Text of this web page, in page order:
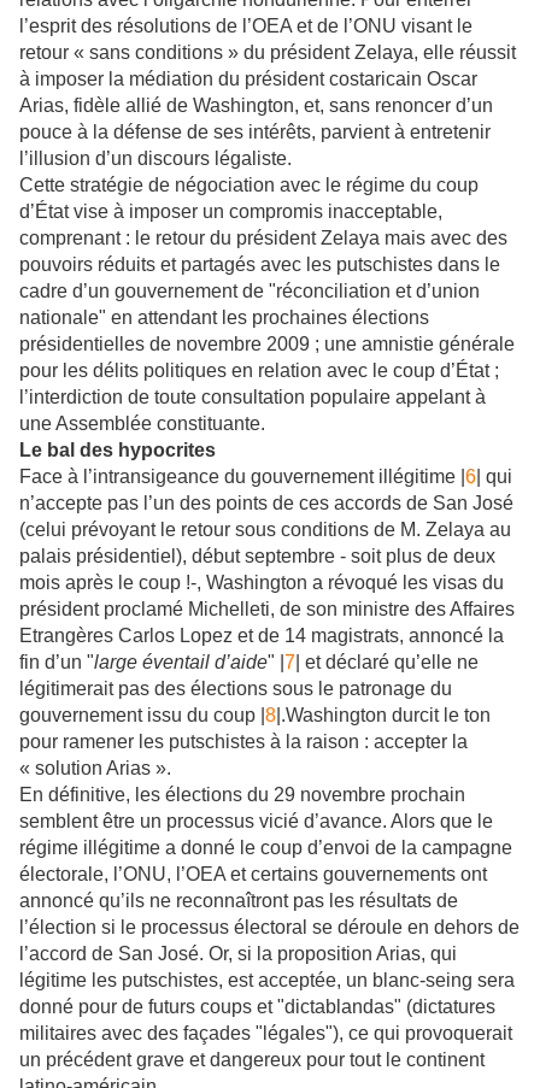
l’esprit des résolutions de l’OEA et de l’ONU visant le
retour « sans conditions » du président Zelaya, elle réussit
à imposer la médiation du président costaricain Oscar
Arias, fidèle allié de Washington, et, sans renoncer d’un
pouce à la défense de ses intérêts, parvient à entretenir
l’illusion d’un discours légaliste.
Cette stratégie de négociation avec le régime du coup
d’État vise à imposer un compromis inacceptable,
comprenant : le retour du président Zelaya mais avec des
pouvoirs réduits et partagés avec les putschistes dans le
cadre d’un gouvernement de "réconciliation et d’union
nationale" en attendant les prochaines élections
présidentielles de novembre 2009 ; une amnistie générale
pour les délits politiques en relation avec le coup d’État ;
l’interdiction de toute consultation populaire appelant à
une Assemblée constituante.
Le bal des hypocrites
Face à l’intransigeance du gouvernement illégitime | 6 | qui
n’accepte pas l’un des points de ces accords de San José
(celui prévoyant le retour sous conditions de M. Zelaya au
palais présidentiel), début septembre - soit plus de deux
mois après le coup !-, Washington a révoqué les visas du
président proclamé Michelleti, de son ministre des Affaires
Etrangères Carlos Lopez et de 14 magistrats, annoncé la
fin d’un "large éventail d’aide" | 7 | et déclaré qu’elle ne
légitimerait pas des élections sous le patronage du
gouvernement issu du coup | 8 |.Washington durcit le ton
pour ramener les putschistes à la raison : accepter la
« solution Arias ».
En définitive, les élections du 29 novembre prochain
semblent être un processus vicié d’avance. Alors que le
régime illégitime a donné le coup d’envoi de la campagne
électorale, l’ONU, l’OEA et certains gouvernements ont
annoncé qu’ils ne reconnaîtront pas les résultats de
l’élection si le processus électoral se déroule en dehors de
l’accord de San José. Or, si la proposition Arias, qui
légitime les putschistes, est acceptée, un blanc-seing sera
donné pour de futurs coups et "dictablandas" (dictatures
militaires avec des façades "légales"), ce qui provoquerait
un précédent grave et dangereux pour tout le continent